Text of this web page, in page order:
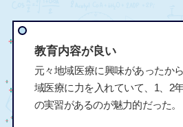
教育内容が良い
元々地域医療に興味があったか
域医療に力を入れていて、1、2
の実習があるのが魅力的だった。